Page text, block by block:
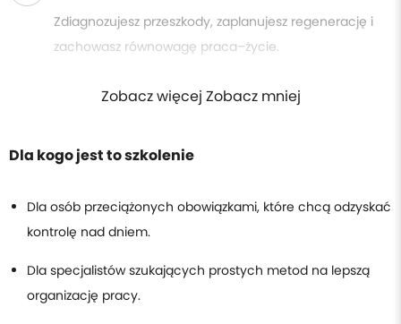
Zdiagnozujesz przeszkody, zaplanujesz regenerację i
zachowasz równowagę praca–życie.
Zobacz więcej Zobacz mniej
Dla kogo jest to szkolenie
Dla osób przeciążonych obowiązkami, które chcą odzyskać
kontrolę nad dniem.
Dla specjalistów szukających prostych metod na lepszą
organizację pracy.